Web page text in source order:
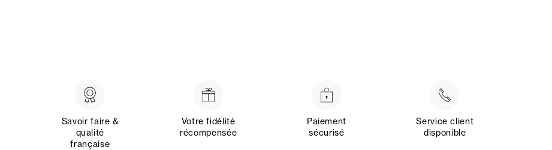
Savoir faire &
qualité
française
Votre fidélité
récompensée
Paiement
sécurisé
Service client
disponible